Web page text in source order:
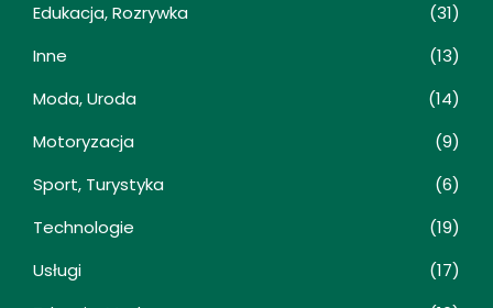
Edukacja, Rozrywka
(31)
Inne
(13)
Moda, Uroda
(14)
Motoryzacja
(9)
Sport, Turystyka
(6)
Technologie
(19)
Usługi
(17)